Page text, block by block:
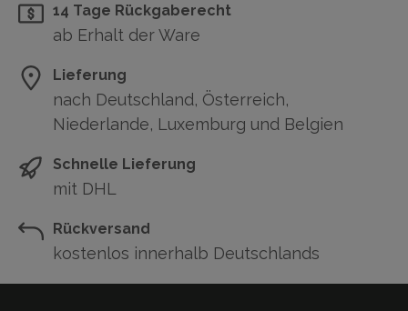
14 Tage Rückgaberecht
ab Erhalt der Ware
Lieferung
nach Deutschland, Österreich,
Niederlande, Luxemburg und Belgien
Schnelle Lieferung
mit DHL
Rückversand
kostenlos innerhalb Deutschlands